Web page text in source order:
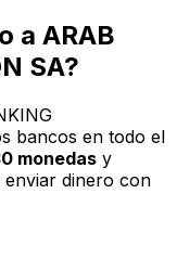
a ARAB
SA?
bancos en todo el
monedas y
enviar dinero con